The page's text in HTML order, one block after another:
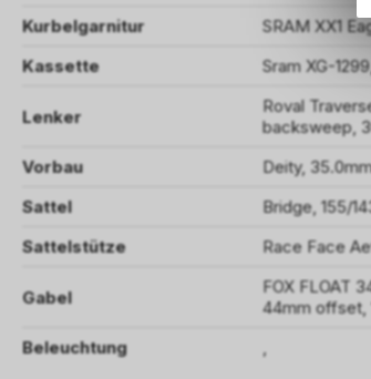
Kurbelgarnitur
SRAM XX1
Kassette
Sram XG-
Lenker
Roval
backsweep,
Vorbau
Deity,
Sattel
Bridge, 155/
Sattelstütze
Race Face
Gabel
FOX FLOAT
44mm offset,
Beleuchtung
,